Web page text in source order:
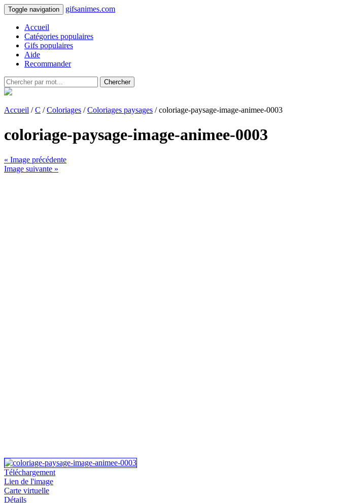
Toggle navigation gifsanimes.com
Accueil
Catégories populaires
Gifs populaires
Aide
Recommander
Chercher
Accueil /C /Coloriages /Coloriages paysages / coloriage-paysage-image-animee-0003
coloriage-paysage-image-animee-0003
« Image précédente
Image suivante »
Téléchargement
Lien de l'image
Carte virtuelle
Détails